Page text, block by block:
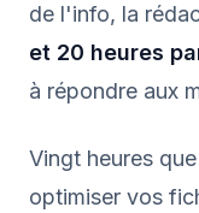
de l'info, la
et 20 heures
à répondre aux
Vingt heures
optimiser vos